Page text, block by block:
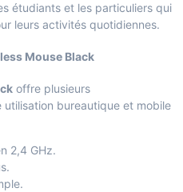
étudiants et les particuliers qui
leurs activités quotidiennes.
Mouse Black
offre plusieurs
bureautique et mobile
2,4 GHz.